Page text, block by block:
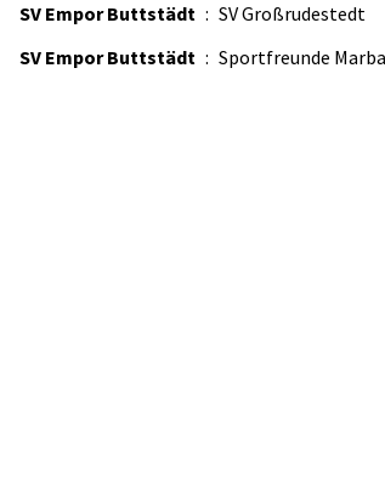
SV Empor Buttstädt : SV Großrudestedt
SV Empor Buttstädt : Sportfreunde